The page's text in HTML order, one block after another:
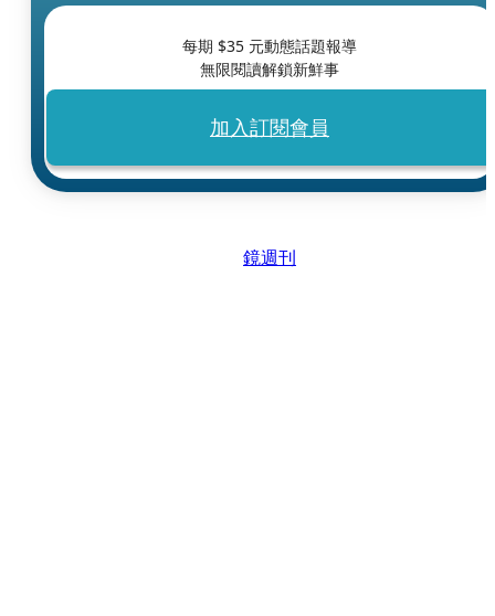
每期 $35 元動態話題報導
無限閱讀解鎖新鮮事
加入訂閱會員
鏡週刊